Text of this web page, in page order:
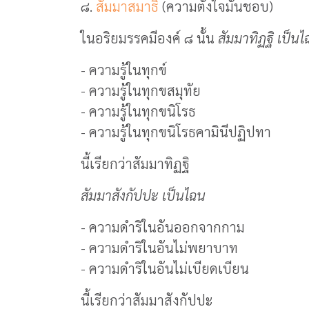
๘. สัมมาสมาธิ (ความตั้งใจมั่นชอบ)
ในอริยมรรคมีองค์ ๘ นั้น สัมมาทิฏฐิ เป็นไ
- ความรู้ในทุกข์
- ความรู้ในทุกขสมุทัย
- ความรู้ในทุกขนิโรธ
- ความรู้ในทุกขนิโรธคามินีปฏิปทา
นี้เรียกว่าสัมมาทิฏฐิ
สัมมาสังกัปปะ เป็นไฉน
- ความดำริในอันออกจากกาม
- ความดำริในอันไม่พยาบาท
- ความดำริในอันไม่เบียดเบียน
นี้เรียกว่าสัมมาสังกัปปะ